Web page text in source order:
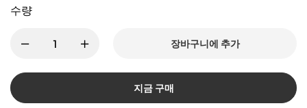
수량
장바구니에 추가
지금 구매